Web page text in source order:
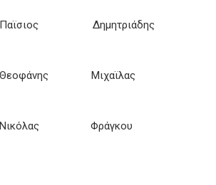
Δημητριάδης
Μιχαϊλας
Φράγκου